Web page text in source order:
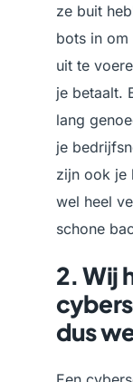
ze buit
bots in om
uit te
je betaalt.
lang
je
zijn ook je
wel heel
schone
2. Wij
dus